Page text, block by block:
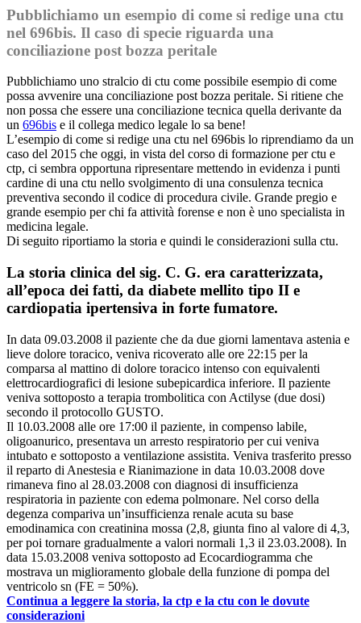
Pubblichiamo un esempio di come si redige una ctu
nel 696bis. Il caso di specie riguarda una
conciliazione post bozza peritale
Pubblichiamo uno stralcio di ctu come possibile esempio di come
possa avvenire una conciliazione post bozza peritale. Si ritiene che
non possa che essere una conciliazione tecnica quella derivante da
un 696bis e il collega medico legale lo sa bene!
L’esempio di come si redige una ctu nel 696bis lo riprendiamo da un
caso del 2015 che oggi, in vista del corso di formazione per ctu e
ctp, ci sembra opportuna ripresentare mettendo in evidenza i punti
cardine di una ctu nello svolgimento di una consulenza tecnica
preventiva secondo il codice di procedura civile. Grande pregio e
grande esempio per chi fa attività forense e non è uno specialista in
medicina legale.
Di seguito riportiamo la storia e quindi le considerazioni sulla ctu.
La storia clinica del sig. C. G. era caratterizzata,
all’epoca dei fatti, da diabete mellito tipo II e
cardiopatia ipertensiva in forte fumatore.
In data 09.03.2008 il paziente che da due giorni lamentava astenia e
lieve dolore toracico, veniva ricoverato alle ore 22:15 per la
comparsa al mattino di dolore toracico intenso con equivalenti
elettrocardiografici di lesione subepicardica inferiore. Il paziente
veniva sottoposto a terapia trombolitica con Actilyse (due dosi)
secondo il protocollo GUSTO.
Il 10.03.2008 alle ore 17:00 il paziente, in compenso labile,
oligoanurico, presentava un arresto respiratorio per cui veniva
intubato e sottoposto a ventilazione assistita. Veniva trasferito presso
il reparto di Anestesia e Rianimazione in data 10.03.2008 dove
rimaneva fino al 28.03.2008 con diagnosi di insufficienza
respiratoria in paziente con edema polmonare. Nel corso della
degenza compariva un’insufficienza renale acuta su base
emodinamica con creatinina mossa (2,8, giunta fino al valore di 4,3,
per poi tornare gradualmente a valori normali 1,3 il 23.03.2008). In
data 15.03.2008 veniva sottoposto ad Ecocardiogramma che
mostrava un miglioramento globale della funzione di pompa del
ventricolo sn (FE = 50%).
Continua a leggere la storia, la ctp e la ctu con le dovute
considerazioni